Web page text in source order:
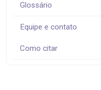
Glossário
Equipe e contato
Como citar